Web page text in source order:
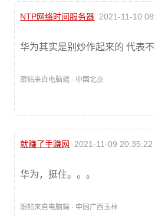
NTP网络时间服务器 2021-11-10
华为其实是别炒作起来的 代表不
跟帖来自电脑端 · 中国北京
就赚了手赚网 2021-11-09 20:35:22
华为，挺住。。。
跟帖来自电脑端 · 中国广西玉林